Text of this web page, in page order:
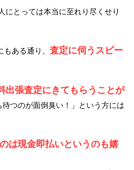
にとっては本当に至れり尽くせり
ある通り、 査定に伺うスピー
出張査定にきてもらうことが
つのが面倒臭い！」という方には
は現金即払いというのも嬉